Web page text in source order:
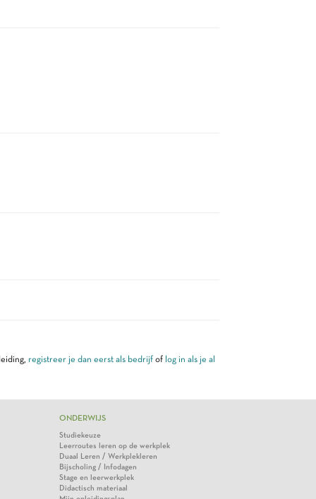
registreer je dan eerst als bedrijfof log in als je al
ONDERWIJS
Studiekeuze
Leerroutes leren op de werkplek
Duaal Leren / Werkplekleren
Bijscholing / Infodagen
Stage en leerwerkplek
Didactisch materiaal